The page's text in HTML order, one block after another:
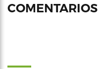
COMENTARIOS